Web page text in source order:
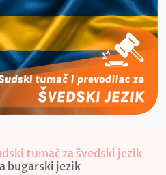
tumač za švedski jezik
bugarski jezik